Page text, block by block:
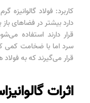
کاربرد: فولاد
دارد بیشتر در فضاهای
قرار دارند استفاده
سرد اما با ضخامت کمی
قرار می‌گیرند که به
اثرات